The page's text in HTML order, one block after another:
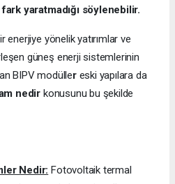
yaratmadığı söylenebilir.
yönelik yatırımlar ve
güneş enerji sistemlerinin
BIPV modüller eski yapılara da
nedir konusunu bu şekilde
Nedir: Fotovoltaik termal